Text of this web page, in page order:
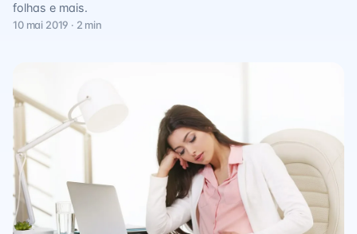
folhas e mais.
10 mai 2019 · 2 min